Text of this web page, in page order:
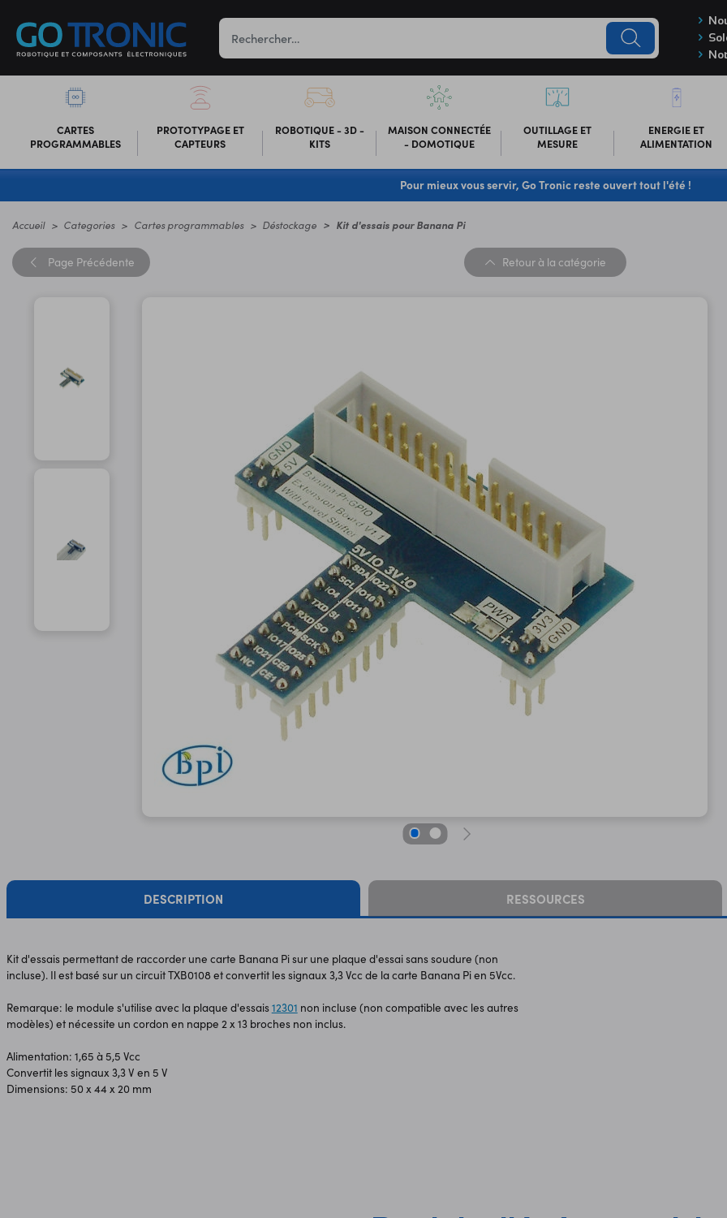
CARTES
PROGRAMMABLES
PROTOTYPAGE ET
CAPTEURS
ROBOTIQUE - 3D -
KITS
MAISON CONNECTÉE
- DOMOTIQUE
OUTILLAGE ET
MESURE
ENERGIE ET
ALIMENTATION
Pour mieux vous servir, Go Tronic reste ouvert tout l'été !
Accueil Categories Cartes programmables Déstockage Kit d'essais pour Banana Pi
Page Précédente Retour à la catégorie
DESCRIPTION RESSOURCES
Kit d'essais permettant de raccorder une carte Banana Pi sur une plaque d'essai sans soudure (non
incluse). Il est basé sur un circuit TXB0108 et convertit les signaux 3,3 Vcc de la carte Banana Pi en 5Vcc.
Remarque: le module s'utilise avec la plaque d'essais12301 non incluse (non compatible avec les autres
modèles) et nécessite un cordon en nappe 2 x 13 broches non inclus.
Alimentation: 1,65 à 5,5 Vcc
Convertit les signaux 3,3 V en 5 V
Dimensions: 50 x 44 x 20 mm